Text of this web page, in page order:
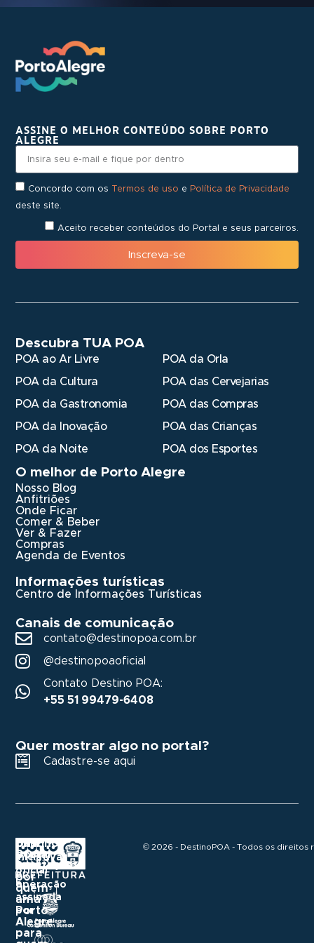
ASSINE O MELHOR CONTEÚDO SOBRE PORTO
ALEGRE
Concordo com os Termos de uso e Política de Privacidade
deste site.
Aceito receber conteúdos do Portal e seus parceiros.
Inscreva-se
Descubra TUA POA
POA ao Ar Livre
POA da Cultura
POA da Gastronomia
POA da Inovação
POA da Noite
POA da Orla
POA das Cervejarias
POA das Compras
POA das Crianças
POA dos Esportes
O melhor de Porto Alegre
Nosso Blog
Anfitriões
Onde Ficar
Comer & Beber
Ver & Fazer
Compras
Agenda de Eventos
Informações turísticas
Centro de Informações Turísticas
Canais de comunicação
contato@destinopoa.com.br
@destinopoaoficial
Contato Destino POA:
+55 51 99479-6408
Quer mostrar algo no portal?
Cadastre-se aqui
Destino
POA
Um
portal
construído
por
quem
ama
Porto
Alegre
para
Uma
iniciativa
oficial
e
assinada
por
Realização
e
operação
© 2026 - DestinoPOA - Todos os direitos